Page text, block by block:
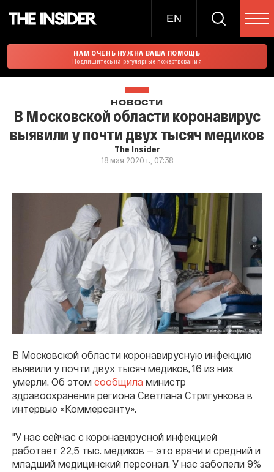
EN
НАМ ОЧЕНЬ НУЖНА ВАША ПОМОЩЬ
Подпишитесь на регулярные пожертвования
НОВОСТИ
В Московской области коронавирус
выявили у почти двух тысяч медиков
The Insider
18 мая 2020 г., 07:38
В Московской области коронавирусную инфекцию
выявили у почти двух тысяч медиков, 16 из них
умерли. Об этом сообщила министр
здравоохранения региона Светлана Стригункова в
интервью «Коммерсанту».
"У нас сейчас с коронавирусной инфекцией
работает 22,5 тыс. медиков — это врачи и средний и
младший медицинский персонал. У нас заболели 9%